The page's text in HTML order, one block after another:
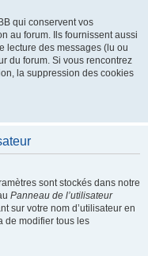
qui conservent vos
au forum. Ils fournissent aussi
lecture des messages (lu ou
du forum. Si vous rencontrez
la suppression des cookies
sont stockés dans notre
Panneau de l’utilisateur
sur votre nom d’utilisateur en
de modifier tous les